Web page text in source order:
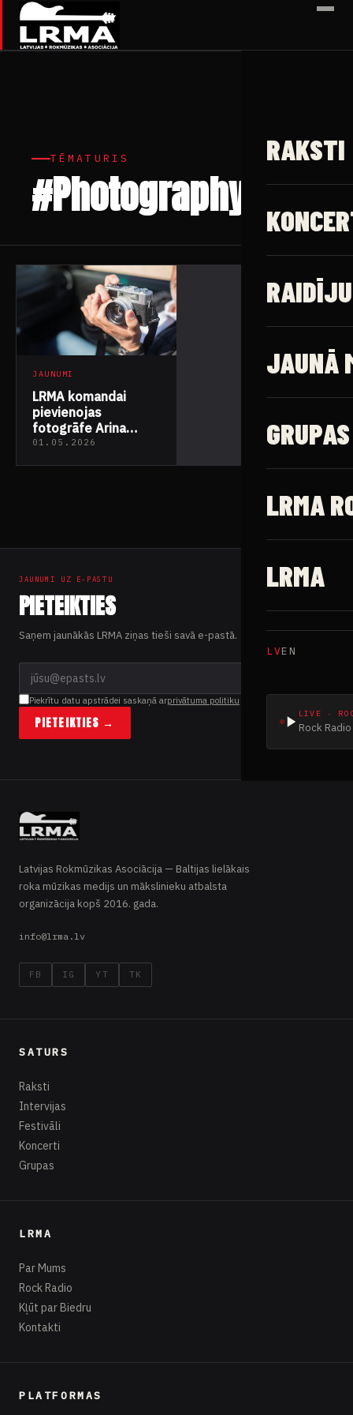
✕
RAKSTI
JAUNĀ
GRUPAS
LRMA
LRMA
LVEN
LIVE ·
Rock
TĒMATURIS
#Photography
JAUNUMI
LRMA komandai
pievienojas
fotogrāfe Arina
Belova
01.05.2026
JAUNUMI UZ E-PASTU
PIETEIKTIES
Saņem jaunākās LRMA ziņas tieši savā e-pastā.
Piekrītu datu apstrādei saskaņā arprivātuma politiku
PIETEIKTIES →
Latvijas Rokmūzikas Asociācija — Baltijas lielākais
roka mūzikas medijs un mākslinieku atbalsta
organizācija kopš 2016. gada.
info@lrma.lv
FB IG YT TK
SATURS
Raksti
Intervijas
Festivāli
Koncerti
Grupas
LRMA
Par Mums
Rock Radio
Kļūt par Biedru
Kontakti
PLATFORMAS